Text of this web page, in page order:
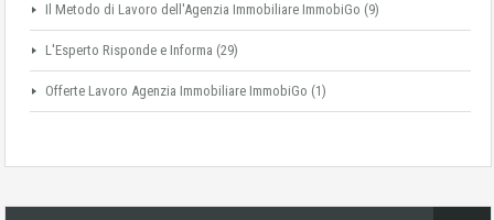
Il Metodo di Lavoro dell'Agenzia Immobiliare ImmobiGo (9)
L'Esperto Risponde e Informa (29)
Offerte Lavoro Agenzia Immobiliare ImmobiGo (1)